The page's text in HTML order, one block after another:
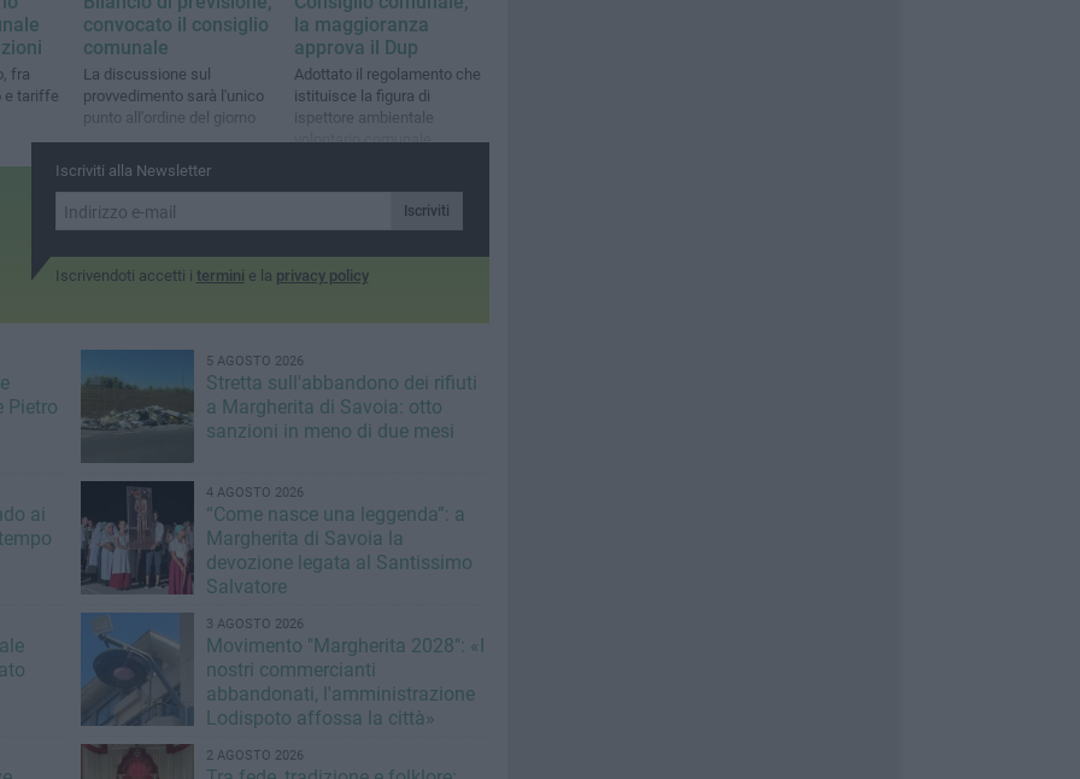
fra
e tariffe
convocato il consiglio
comunale
La discussione sul
provvedimento sarà l'unico
punto all'ordine del giorno
la maggioranza
approva il Dup
Adottato il regolamento che
istituisce la figura di
ispettore ambientale
volontario comunale
Iscriviti alla Newsletter
Iscriviti
Iscrivendoti accetti i termini e la privacy policy
Pietro
5 AGOSTO 2026
Stretta sull'abbandono dei rifiuti
a Margherita di Savoia: otto
sanzioni in meno di due mesi
ai
4 AGOSTO 2026
“Come nasce una leggenda”: a
Margherita di Savoia la
devozione legata al Santissimo
Salvatore
3 AGOSTO 2026
Movimento "Margherita 2028": «I
nostri commercianti
abbandonati, l'amministrazione
Lodispoto affossa la città»
2 AGOSTO 2026